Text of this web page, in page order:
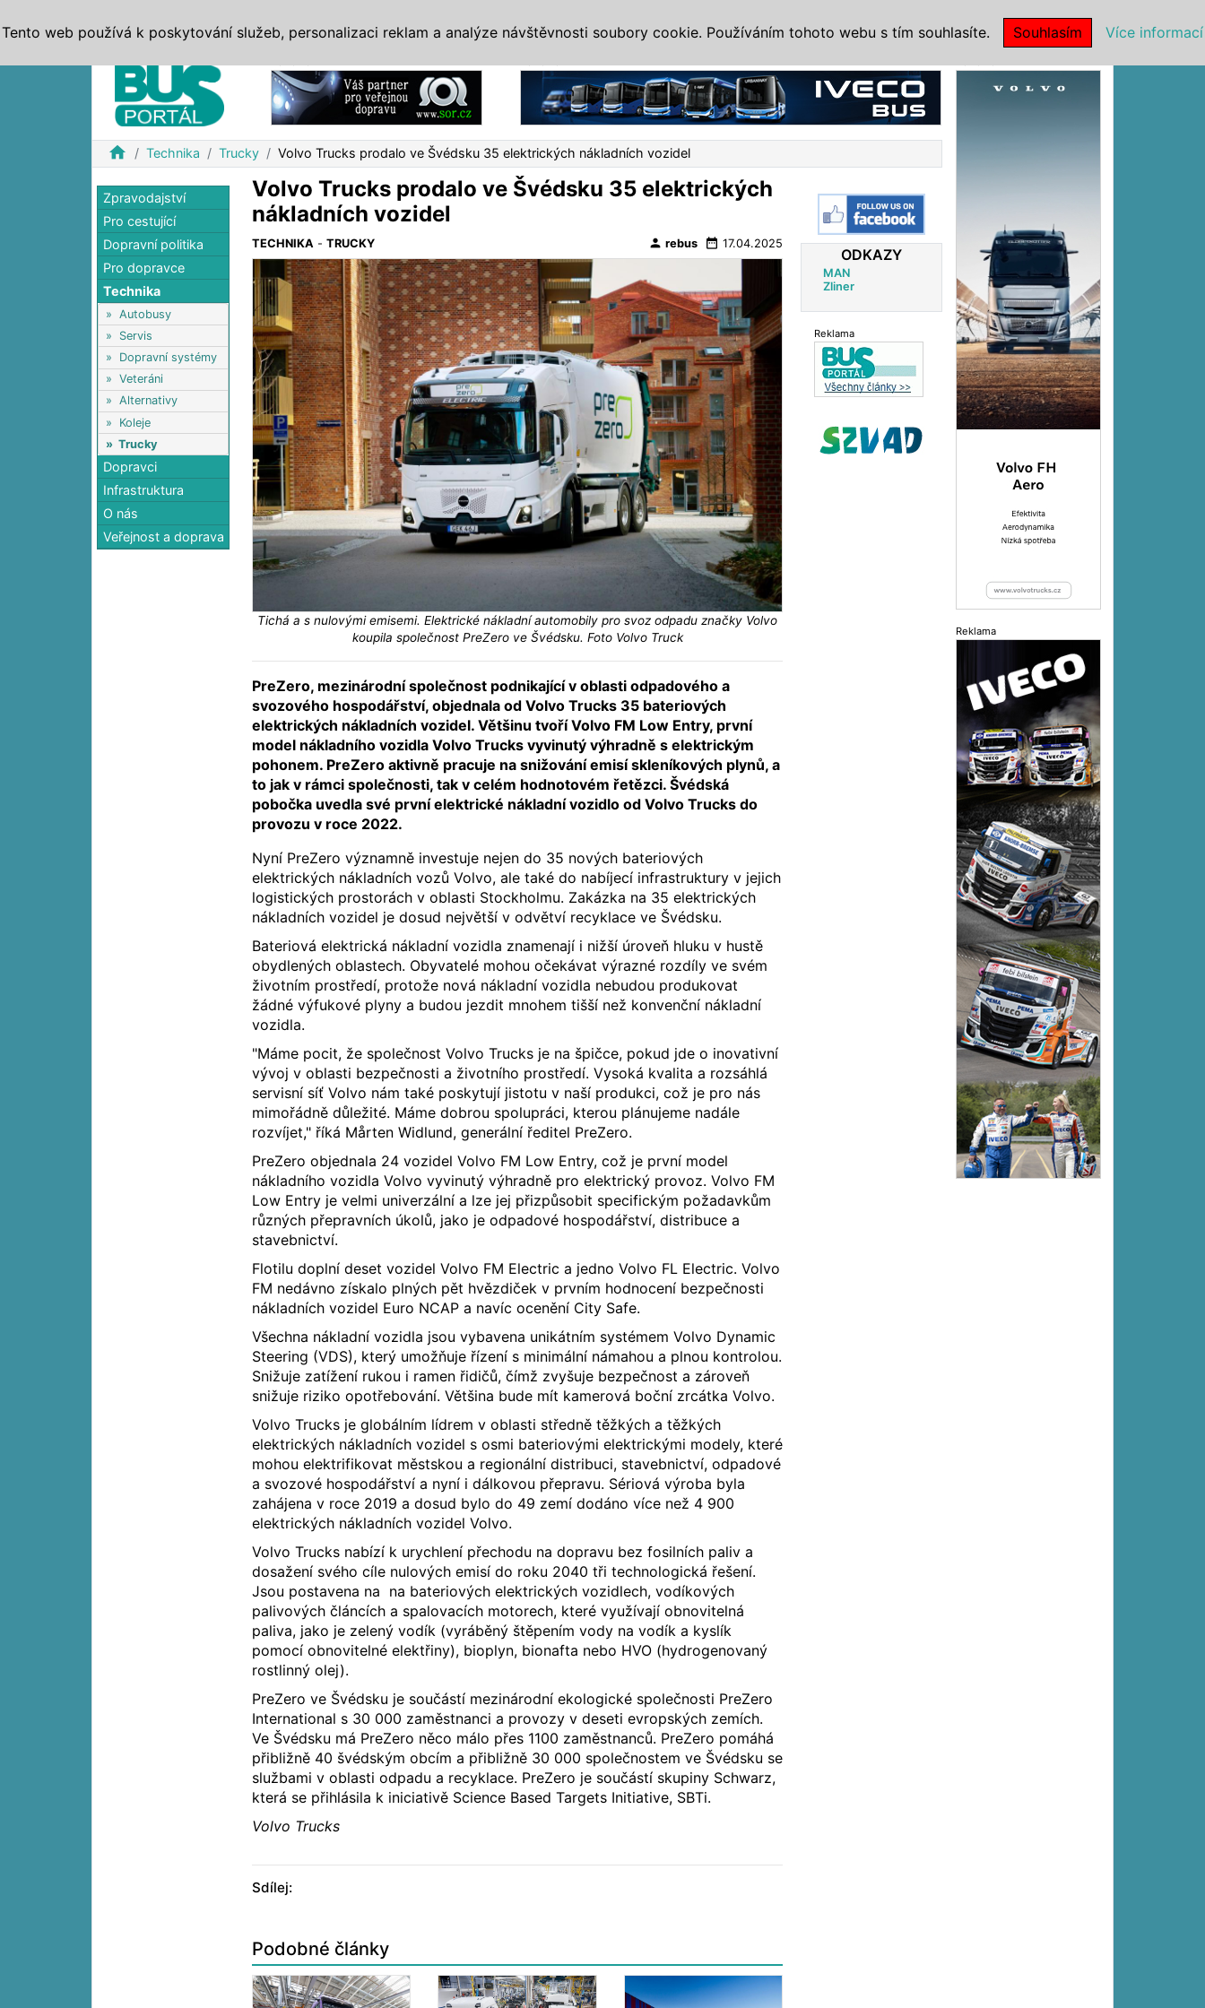
home Technika Trucky Volvo Trucks prodalo ve Švédsku 35 elektrických nákladních vozidel
Zpravodajství
Pro cestující
Dopravní politika
Pro dopravce
Technika
» Autobusy
» Servis
» Dopravní systémy
» Veteráni
» Alternativy
» Koleje
» Trucky
Dopravci
Infrastruktura
O nás
Veřejnost a doprava
Volvo Trucks prodalo ve Švédsku 35 elektrických
nákladních vozidel
TECHNIKA -TRUCKY person rebus date_range 17.04.2025
Tichá a s nulovými emisemi. Elektrické nákladní automobily pro svoz odpadu značky Volvo
koupila společnost PreZero ve Švédsku. Foto Volvo Truck
PreZero, mezinárodní společnost podnikající v oblasti odpadového a
svozového hospodářství, objednala od Volvo Trucks 35 bateriových
elektrických nákladních vozidel. Většinu tvoří Volvo FM Low Entry, první
model nákladního vozidla Volvo Trucks vyvinutý výhradně s elektrickým
pohonem. PreZero aktivně pracuje na snižování emisí skleníkových plynů, a
to jak v rámci společnosti, tak v celém hodnotovém řetězci. Švédská
pobočka uvedla své první elektrické nákladní vozidlo od Volvo Trucks do
provozu v roce 2022.
Nyní PreZero významně investuje nejen do 35 nových bateriových
elektrických nákladních vozů Volvo, ale také do nabíjecí infrastruktury v jejich
logistických prostorách v oblasti Stockholmu. Zakázka na 35 elektrických
nákladních vozidel je dosud největší v odvětví recyklace ve Švédsku.
Bateriová elektrická nákladní vozidla znamenají i nižší úroveň hluku v hustě
obydlených oblastech. Obyvatelé mohou očekávat výrazné rozdíly ve svém
životním prostředí, protože nová nákladní vozidla nebudou produkovat
žádné výfukové plyny a budou jezdit mnohem tišší než konvenční nákladní
vozidla.
"Máme pocit, že společnost Volvo Trucks je na špičce, pokud jde o inovativní
vývoj v oblasti bezpečnosti a životního prostředí. Vysoká kvalita a rozsáhlá
servisní síť Volvo nám také poskytují jistotu v naší produkci, což je pro nás
mimořádně důležité. Máme dobrou spolupráci, kterou plánujeme nadále
rozvíjet," říká Mårten Widlund, generální ředitel PreZero.
PreZero objednala 24 vozidel Volvo FM Low Entry, což je první model
nákladního vozidla Volvo vyvinutý výhradně pro elektrický provoz. Volvo FM
Low Entry je velmi univerzální a lze jej přizpůsobit specifickým požadavkům
různých přepravních úkolů, jako je odpadové hospodářství, distribuce a
stavebnictví.
Flotilu doplní deset vozidel Volvo FM Electric a jedno Volvo FL Electric. Volvo
FM nedávno získalo plných pět hvězdiček v prvním hodnocení bezpečnosti
nákladních vozidel Euro NCAP a navíc ocenění City Safe.
Všechna nákladní vozidla jsou vybavena unikátním systémem Volvo Dynamic
Steering (VDS), který umožňuje řízení s minimální námahou a plnou kontrolou.
Snižuje zatížení rukou i ramen řidičů, čímž zvyšuje bezpečnost a zároveň
snižuje riziko opotřebování. Většina bude mít kamerová boční zrcátka Volvo.
Volvo Trucks je globálním lídrem v oblasti středně těžkých a těžkých
elektrických nákladních vozidel s osmi bateriovými elektrickými modely, které
mohou elektrifikovat městskou a regionální distribuci, stavebnictví, odpadové
a svozové hospodářství a nyní i dálkovou přepravu. Sériová výroba byla
zahájena v roce 2019 a dosud bylo do 49 zemí dodáno více než 4 900
elektrických nákladních vozidel Volvo.
Volvo Trucks nabízí k urychlení přechodu na dopravu bez fosilních paliv a
dosažení svého cíle nulových emisí do roku 2040 tři technologická řešení.
Jsou postavena na na bateriových elektrických vozidlech, vodíkových
palivových článcích a spalovacích motorech, které využívají obnovitelná
paliva, jako je zelený vodík (vyráběný štěpením vody na vodík a kyslík
pomocí obnovitelné elektřiny), bioplyn, bionafta nebo HVO (hydrogenovaný
rostlinný olej).
PreZero ve Švédsku je součástí mezinárodní ekologické společnosti PreZero
International s 30 000 zaměstnanci a provozy v deseti evropských zemích.
Ve Švédsku má PreZero něco málo přes 1100 zaměstnanců. PreZero pomáhá
přibližně 40 švédským obcím a přibližně 30 000 společnostem ve Švédsku se
službami v oblasti odpadu a recyklace. PreZero je součástí skupiny Schwarz,
která se přihlásila k iniciativě Science Based Targets Initiative, SBTi.
Volvo Trucks
Sdílej:
Podobné články
ODKAZY
MAN
Zliner
Reklama
Reklama
Tento web používá k poskytování služeb, personalizaci reklam a analýze návštěvnosti soubory cookie. Používáním tohoto webu s tím souhlasíte. Souhlasím Více informací